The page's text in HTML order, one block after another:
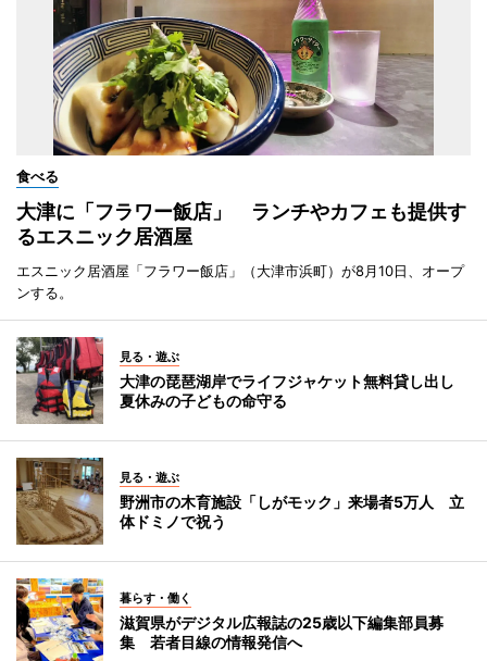
食べる
大津に「フラワー飯店」 ランチやカフェも提供す
るエスニック居酒屋
エスニック居酒屋「フラワー飯店」（大津市浜町）が8月10日、オープ
ンする。
見る・遊ぶ
大津の琵琶湖岸でライフジャケット無料貸し出し
夏休みの子どもの命守る
見る・遊ぶ
野洲市の木育施設「しがモック」来場者5万人 立
体ドミノで祝う
暮らす・働く
滋賀県がデジタル広報誌の25歳以下編集部員募
集 若者目線の情報発信へ